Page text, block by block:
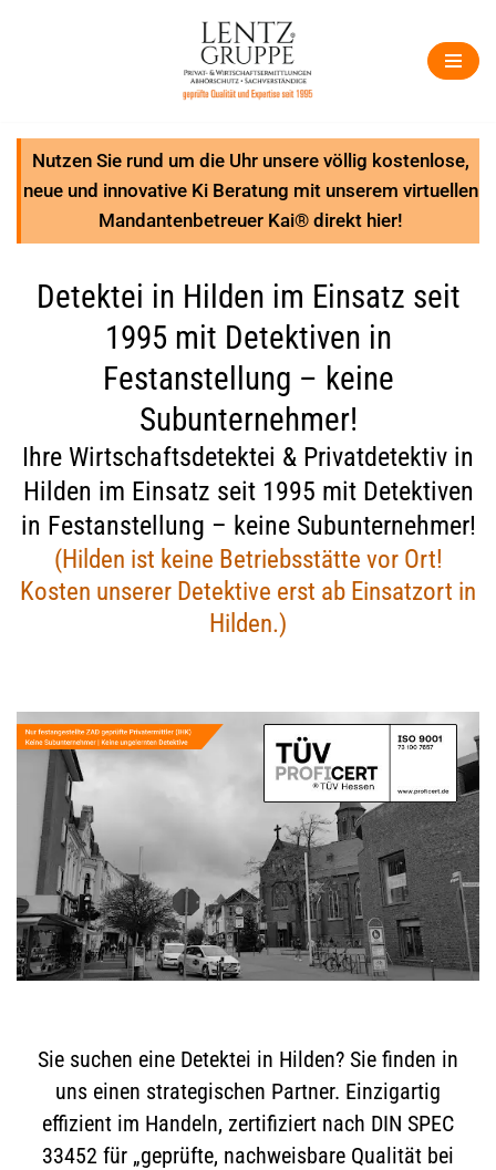
Nutzen Sie rund um die Uhr unsere völlig kostenlose,
neue und innovative Ki Beratung mit unserem virtuellen
Mandantenbetreuer Kai® direkt hier!
Detektei in Hilden im Einsatz seit
1995 mit Detektiven in
Festanstellung – keine
Subunternehmer!
Ihre Wirtschaftsdetektei & Privatdetektiv in
Hilden im Einsatz seit 1995 mit Detektiven
in Festanstellung – keine Subunternehmer!
(Hilden ist keine Betriebsstätte vor Ort!
Kosten unserer Detektive erst ab Einsatzort in
Hilden.)
Sie suchen eine Detektei in Hilden? Sie finden in
uns einen strategischen Partner. Einzigartig
effizient im Handeln, zertifiziert nach DIN SPEC
33452 für „geprüfte, nachweisbare Qualität bei